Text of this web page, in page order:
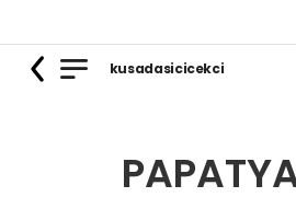
kusadasicicekci